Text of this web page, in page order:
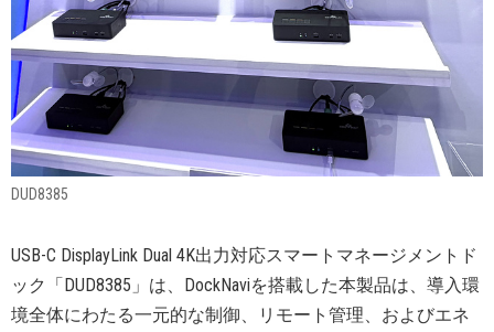
DUD8385
USB-C DisplayLink Dual 4K出力対応スマートマネージメントド
ック「DUD8385」は、DockNaviを搭載した本製品は、導入環
境全体にわたる一元的な制御、リモート管理、およびエネ